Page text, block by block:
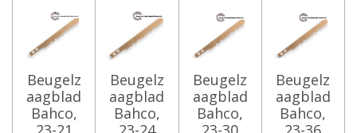
Beugelz
aagblad
Bahco,
Beugelz
aagblad
Bahco,
Beugelz
aagblad
Bahco,
Beugelz
aagblad
Bahco,